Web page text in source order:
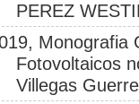
PEREZ
Monografia
Fotovoltaicos
Villegas